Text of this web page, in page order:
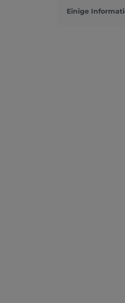
die
exotischen
Einige